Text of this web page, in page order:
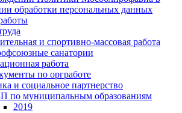
обработки персональных данных
и спортивно-массовая работа
санатории
работа
по оргработе
и социальное партнерство
по муниципальным образованиям
2019